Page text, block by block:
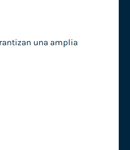
una amplia